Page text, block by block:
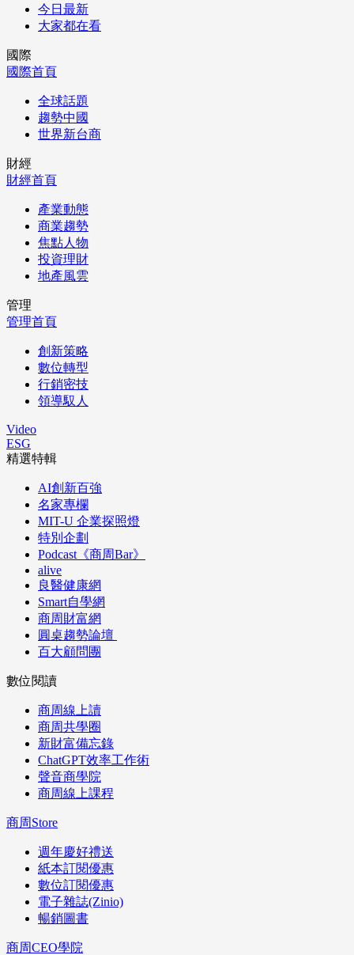
今日最新
大家都在看
國際
國際首頁
全球話題
趨勢中國
世界新台商
財經
財經首頁
產業動態
商業趨勢
焦點人物
投資理財
地產風雲
管理
管理首頁
創新策略
數位轉型
行銷密技
領導馭人
Video
ESG
精選特輯
AI創新百強
名家專欄
MIT-U 企業探照燈
特別企劃
Podcast《商周Bar》
alive
良醫健康網
Smart自學網
商周財富網
圓桌趨勢論壇
百大顧問團
數位閱讀
商周線上讀
商周共學圈
新財富備忘錄
ChatGPT效率工作術
聲音商學院
商周線上課程
商周Store
週年慶好禮送
紙本訂閱優惠
數位訂閱優惠
電子雜誌(Zinio)
暢銷圖書
商周CEO學院